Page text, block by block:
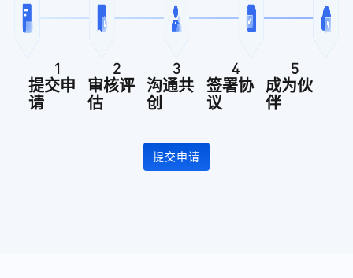
1
提交申
请
2
审核评
估
3
沟通共
创
4
签署协
议
5
成为伙
伴
提交申请